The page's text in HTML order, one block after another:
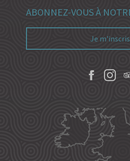
ABONNEZ-VOUS À
Je m'inscris